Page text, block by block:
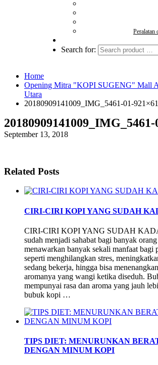
Peralatan
Search for:
Home
Opening Mitra "KOPI SUGENG" Mall
Utara
20180909141009_IMG_5461-01-
September 13, 2018
Related Posts
CIRI-CIRI KOPI YANG SUDAH
CIRI-CIRI KOPI YANG SUDAH
sudah menjadi sahabat bagi banyak
menawarkan banyak sekali manfaat bagi
seperti menghilangkan stres,
sedang bekerja, hingga bisa
aromanya yang wangi ketika diseduh.
mempunyai rasa dan aroma yang jauh
bubuk kopi …
TIPS DIET: MENURUNKAN
DENGAN MINUM KOPI